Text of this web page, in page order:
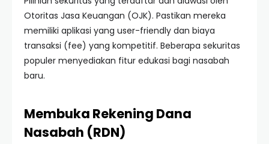
Otoritas Jasa Keuangan (OJK). Pastikan mereka
memiliki aplikasi yang user-friendly dan biaya
transaksi (fee) yang kompetitif. Beberapa sekuritas
populer menyediakan fitur edukasi bagi nasabah
baru.
Membuka Rekening Dana
Nasabah (RDN)